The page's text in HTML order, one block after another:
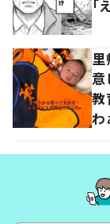
「
里
意
教
わ